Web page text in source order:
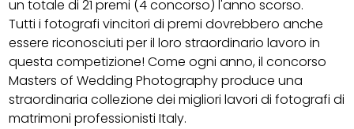
un totale di 21 premi (4 concorso) l'anno scorso.
Tutti i fotografi vincitori di premi dovrebbero anche
essere riconosciuti per il loro straordinario lavoro in
questa competizione! Come ogni anno, il concorso
Masters of Wedding Photography produce una
straordinaria collezione dei migliori lavori di fotografi di
matrimoni professionisti Italy.